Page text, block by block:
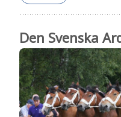
Den Svenska